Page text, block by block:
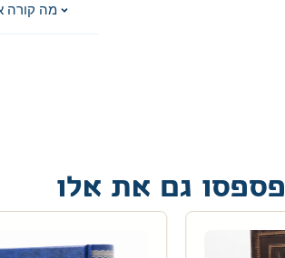
מה קורה
גם את אלו